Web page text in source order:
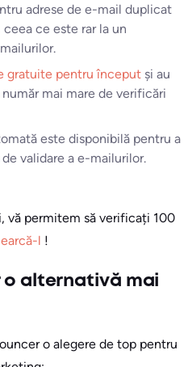
adrese de e-mail duplicat
ce este rar la un
gratuite pentru început și au
mai mare de verificări
este disponibilă pentru a
validare a e-mailurilor.
vă permitem să verificați 100
l !
o alternativă mai
o alegere de top pentru